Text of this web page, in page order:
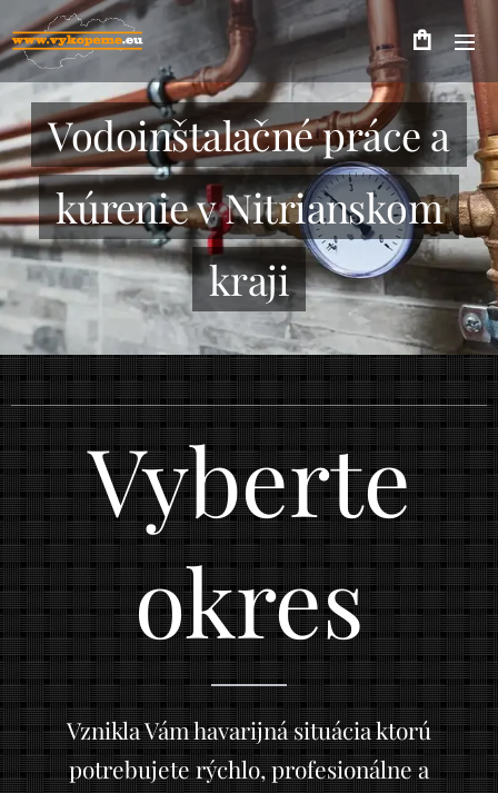
Vodoinštalačné práce a
kúrenie v Nitrianskom
kraji
Vyberte
okres
Vznikla Vám havarijná situácia ktorú
potrebujete rýchlo, profesionálne a